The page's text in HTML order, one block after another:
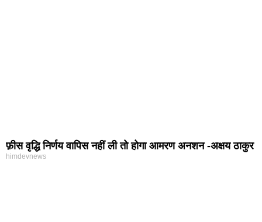
फ़ीस वृद्धि निर्णय वापिस नहीं ली तो होगा आमरण अनशन -अक्षय ठाकुर
himdevnews